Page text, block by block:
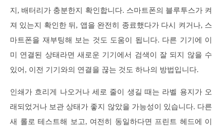
지, 배터리가 충분한지 확인합니다. 스마트폰의 블루투스가 켜
져 있는지 확인한 뒤, 앱을 완전히 종료했다가 다시 켜거나, 스
마트폰을 재부팅해 보는 것도 도움이 됩니다. 다른 기기에 이
미 연결된 상태라면 새로운 기기에서 검색이 잘 되지 않을 수
있어, 이전 기기와의 연결을 끊는 것도 하나의 방법입니다.
인쇄가 흐리게 나오거나 세로 줄이 생길 때는 라벨 용지가 오
래되었거나 보관 상태가 좋지 않았을 가능성이 있습니다. 다른
새 롤로 테스트해 보고, 여전히 동일하다면 프린트 헤드에 이